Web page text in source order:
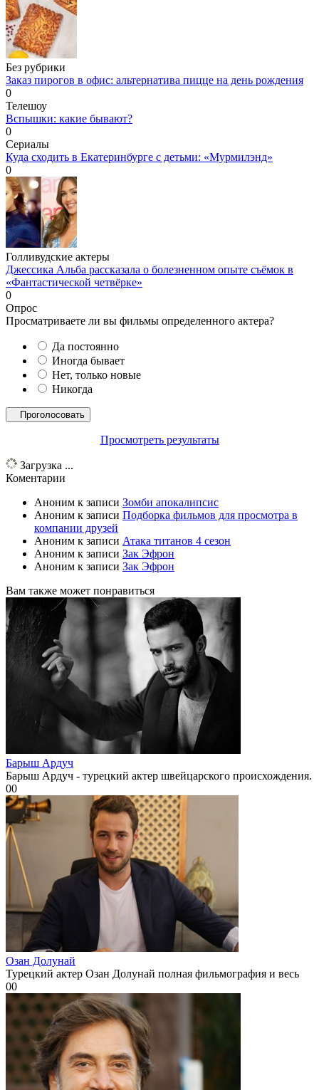
Без рубрики
Заказ пирогов в офис: альтернатива пицце на день рождения
0
Телешоу
Вспышки: какие бывают?
0
Сериалы
Куда сходить в Екатеринбурге с детьми: «Мурмилэнд»
0
Голливудские актеры
Джессика Альба рассказала о болезненном опыте съёмок в
«Фантастической четвёрке»
0
Опрос
Просматриваете ли вы фильмы определенного актера?
Да постоянно
Иногда бывает
Нет, только новые
Никогда
Просмотреть результаты
Загрузка ...
Коментарии
Аноним к записи Зомби апокалипсис
Аноним к записи Подборка фильмов для просмотра в
компании друзей
Аноним к записи Атака титанов 4 сезон
Аноним к записи Зак Эфрон
Аноним к записи Зак Эфрон
Вам также может понравиться
Барыш Ардуч
Барыш Ардуч - турецкий актер швейцарского происхождения.
00
Озан Долунай
Турецкий актер Озан Долунай полная фильмография и весь
00